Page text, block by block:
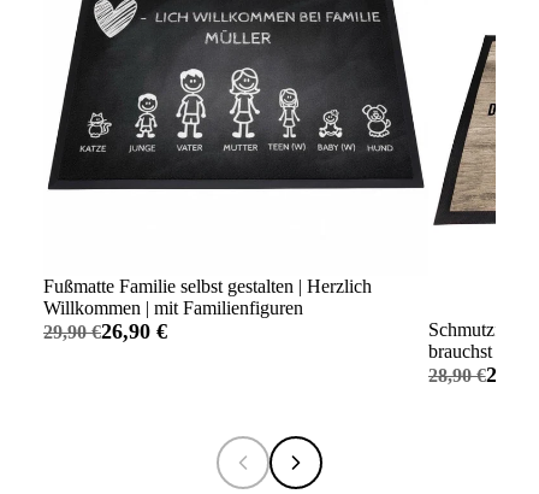
Fußmatte Familie selbst gestalten | Herzlich
Willkommen | mit Familienfiguren
29,90 €26,90 €
brauchst
28,90 €